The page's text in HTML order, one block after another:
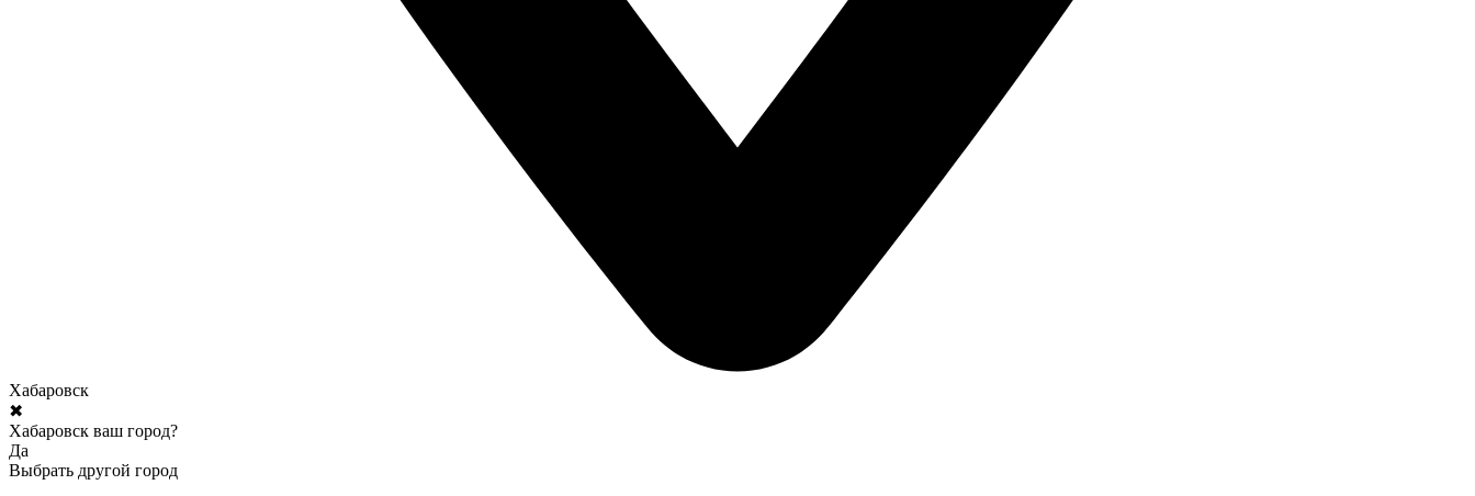
Хабаровск
✖
Хабаровск ваш город?
Да
Выбрать другой город